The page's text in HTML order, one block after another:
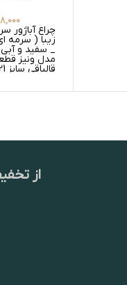
چراغ آباژور
زیبا ( سرمه
_ سفید و
مدل ونیز
قالپاقی سایز 21 سفید شیری
از